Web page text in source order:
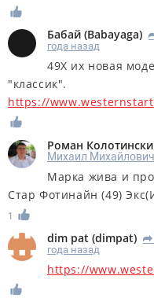
Бабай (Babayaga)
года назад
49X их новая
"классик".
https://
Роман
Михаил
Марка жива и
Стар Фотинайн (49)
1
dim pat (dimpat) R
года назад
https://